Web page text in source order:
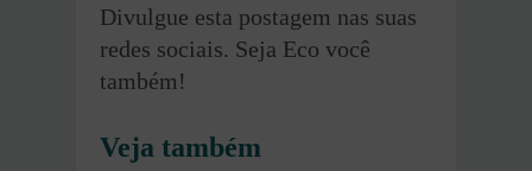
Divulgue esta postagem nas suas
redes sociais. Seja Eco você
também!
Veja também